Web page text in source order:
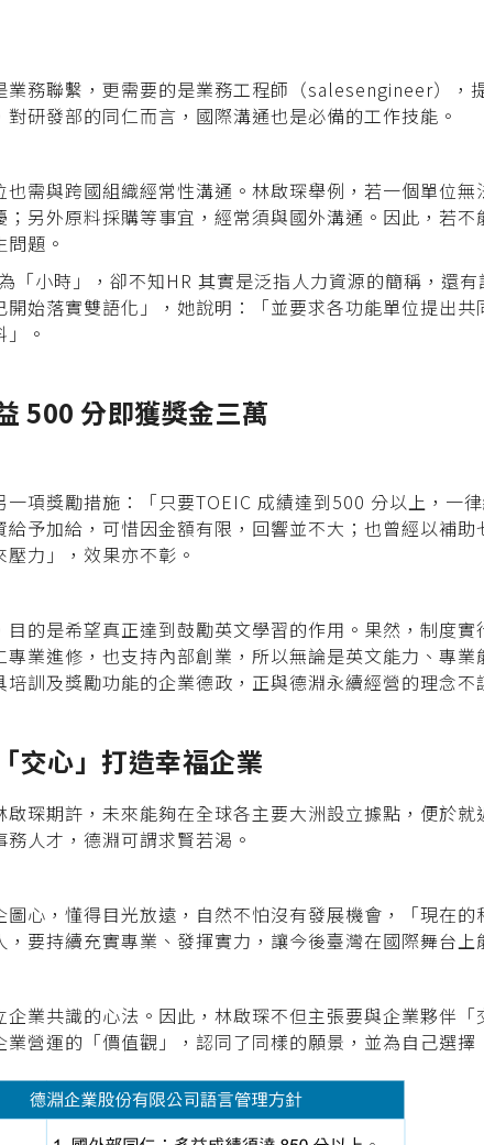
務聯繫，更需要的是業務工程師（salesengineer），
研發部的同仁而言，國際溝通也是必備的工作技能。
需與跨國組織經常性溝通。林啟琛舉例，若一個單位無
另外原料採購等事宜，經常須與國外溝通。因此，若
題。
「小時」，卻不知HR 其實是泛指人力資源的簡稱，還
始落實雙語化」，她說明：「並要求各功能單位提出
。
500 分即獲獎金三萬
項獎勵措施：「只要TOEIC 成績達到500 分以上，一
予加給，可惜因金額有限，回響並不大；也曾經以補
力」，效果亦不彰。
的是希望真正達到鼓勵英文學習的作用。果然，制度
業進修，也支持內部創業，所以無論是英文能力、專
訓及獎勵功能的企業德政，正與德淵永續經營的理念不
交心」打造幸福企業
琛期許，未來能夠在全球各主要大洲設立據點，便於
人才，德淵可謂求賢若渴。
心，懂得目光放遠，自然不怕沒有發展機會，「現在
要持續充實專業、發揮實力，讓今後臺灣在國際舞台上
企業共識的心法。因此，林啟琛不但主張要與企業夥伴
營運的「價值觀」，認同了同樣的願景，並為自己選擇